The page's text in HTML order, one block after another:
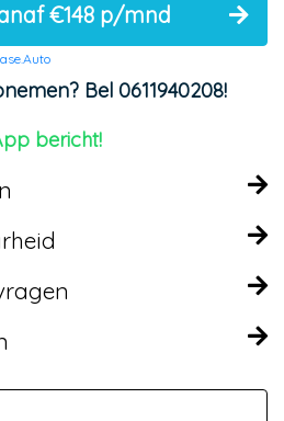
€148 p/mnd
Bel 0611940208!
bericht!